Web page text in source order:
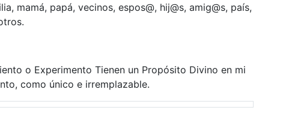
mamá, papá, vecinos, espos@, hij@s, amig@s, país,
o Experimento Tienen un Propósito Divino en mi
como único e irremplazable.